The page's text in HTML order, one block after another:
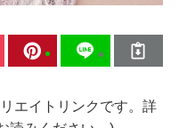
エイトリンクです。詳